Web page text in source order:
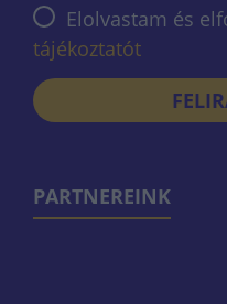
Elolvastam és
tájékoztatót
PARTNEREINK